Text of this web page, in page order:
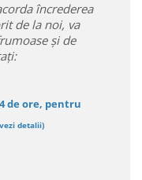
încrederea
de la noi, va
și de
de ore, pentru
detalii)